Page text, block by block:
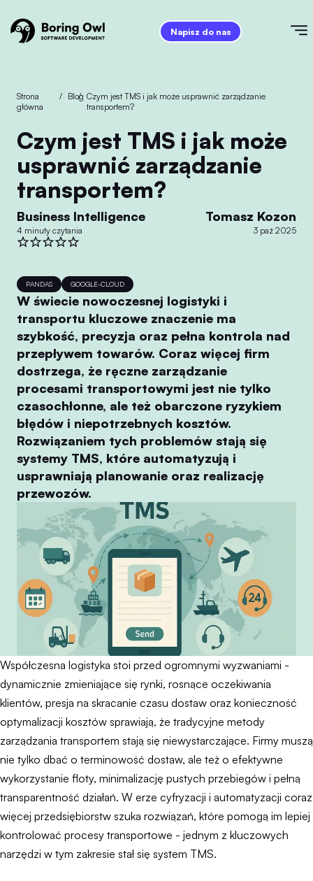
Napisz do nas
Strona
główna
/ Blog
/ Czym jest TMS i jak może usprawnić zarządzanie
transportem?
Czym jest TMS i jak może
usprawnić zarządzanie
transportem?
Business Intelligence
4 minuty czytania
Tomasz Kozon
3 paź 2025
PANDAS GOOGLE-CLOUD
W świecie nowoczesnej logistyki i
transportu kluczowe znaczenie ma
szybkość, precyzja oraz pełna kontrola nad
przepływem towarów. Coraz więcej firm
dostrzega, że ręczne zarządzanie
procesami transportowymi jest nie tylko
czasochłonne, ale też obarczone ryzykiem
błędów i niepotrzebnych kosztów.
Rozwiązaniem tych problemów stają się
systemy TMS, które automatyzują i
usprawniają planowanie oraz realizację
przewozów.
Współczesna logistyka stoi przed ogromnymi wyzwaniami -
dynamicznie zmieniające się rynki, rosnące oczekiwania
klientów, presja na skracanie czasu dostaw oraz konieczność
optymalizacji kosztów sprawiają, że tradycyjne metody
zarządzania transportem stają się niewystarczające. Firmy muszą
nie tylko dbać o terminowość dostaw, ale też o efektywne
wykorzystanie floty, minimalizację pustych przebiegów i pełną
transparentność działań. W erze cyfryzacji i automatyzacji coraz
więcej przedsiębiorstw szuka rozwiązań, które pomogą im lepiej
kontrolować procesy transportowe - jednym z kluczowych
narzędzi w tym zakresie stał się system TMS.